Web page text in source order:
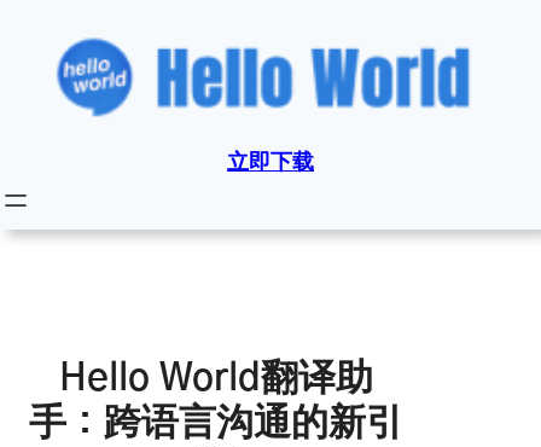
立即下载
Hello World翻译助
手：跨语言沟通的新引